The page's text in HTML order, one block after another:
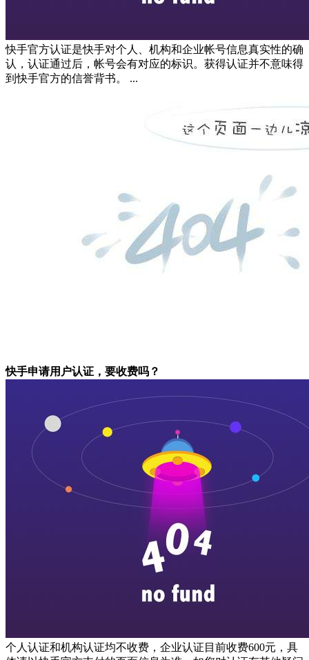
快手官方认证是快手对个人、机构和企业帐号信息真实性的确
认，认证通过后，帐号会有对应的标识。获得认证并不意味得
到快手官方的信誉背书。 ...
快手申请用户认证，要收费吗？
个人认证和机构认证均不收费，企业认证目前收费600元，具